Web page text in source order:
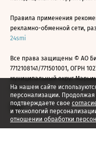
На нашем сайте
персонализации.
подтверждаете свое
и технологий
отношении обработки
Правила применения
рекламно-обменной сети,
24smi
Все права защищены © АО
7712108141/771501001, ОГРН
муниципальный округ
2026